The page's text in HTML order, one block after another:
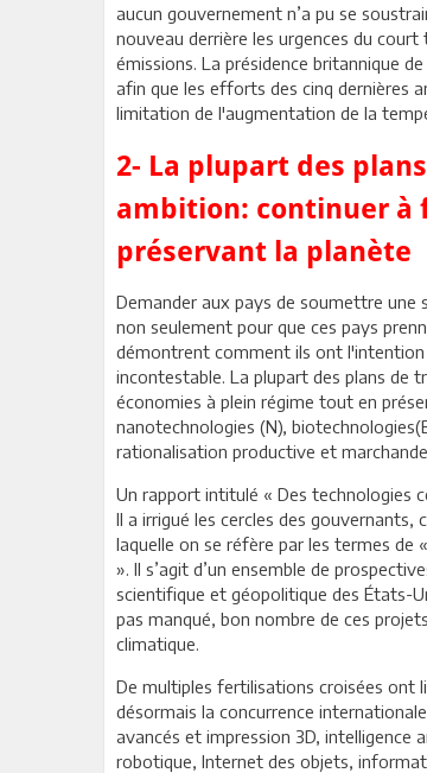
aucun gouvernement n’a pu se
nouveau derrière les urgences du
émissions. La présidence britannique
afin que les efforts des cinq dernières
limitation de l'augmentation de la
2- La plupart des
ambition: continuer à
préservant la planète
Demander aux pays de soumettre une
non seulement pour que ces pays
démontrent comment ils ont l'intention
incontestable. La plupart des plans de
économies à plein régime tout en
nanotechnologies (N),
rationalisation productive et
Un rapport intitulé « Des technologies
Il a irrigué les cercles des
laquelle on se réfère par les termes de
». Il s’agit d’un ensemble de
scientifique et géopolitique des États-
pas manqué, bon nombre de ces
climatique.
De multiples fertilisations croisées ont
désormais la concurrence
avancés et impression 3D, intelligence
robotique, Internet des objets,